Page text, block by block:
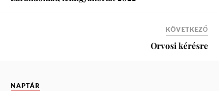
KÖVETKEZŐ
Orvosi kérésre
NAPTÁR